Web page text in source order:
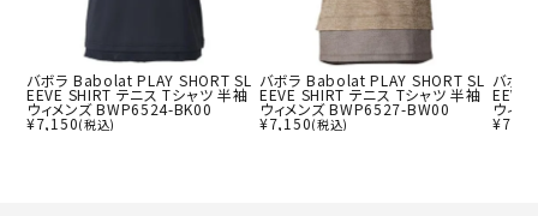
バボラ Babolat PLAY SHORT SL
EEVE SHIRT テニス Tシャツ 半袖
ウィメンズ BWP6524-BK00
¥7,150(税込)
バボラ Babolat PLAY SHORT SL
EEVE SHIRT テニス Tシャツ 半袖
ウィメンズ BWP6527-BW00
¥7,150(税込)
バボ
EEVE
ウィ
¥